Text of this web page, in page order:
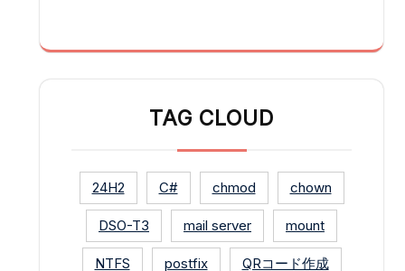
TAG CLOUD
24H2 C# chmod chown
DSO-T3 mail server mount
NTFS postfix QRコード作成